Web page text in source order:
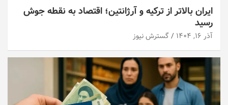
ایران بالاتر از ترکیه و آرژانتین؛ اقتصاد به نقطه جوش
رسید
آذر ۱۶, ۱۴۰۴ گسترش نیوز